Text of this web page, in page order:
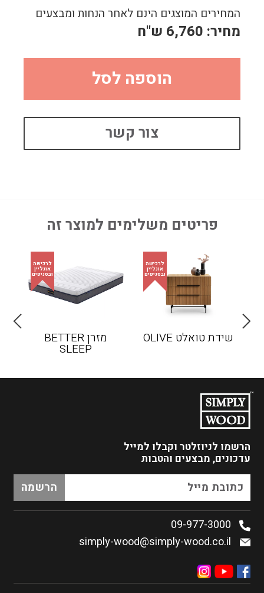
המחירים המוצגים הינם לאחר הנחות ומבצעים
מחיר: 6,760 ש"ח
הוספה לסל
צור קשר
פריטים משלימים למוצר זה
שידת טואלט OLIVE מזרן BETTER
SLEEP
הרשמו לניוזלטר וקבלו למייל
עדכונים, מבצעים והטבות
09-977-3000
simply-wood@simply-wood.co.il